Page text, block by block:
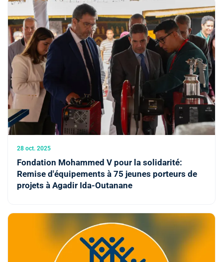
28 oct. 2025
Fondation Mohammed V pour la solidarité:
Remise d'équipements à 75 jeunes porteurs de
projets à Agadir Ida-Outanane